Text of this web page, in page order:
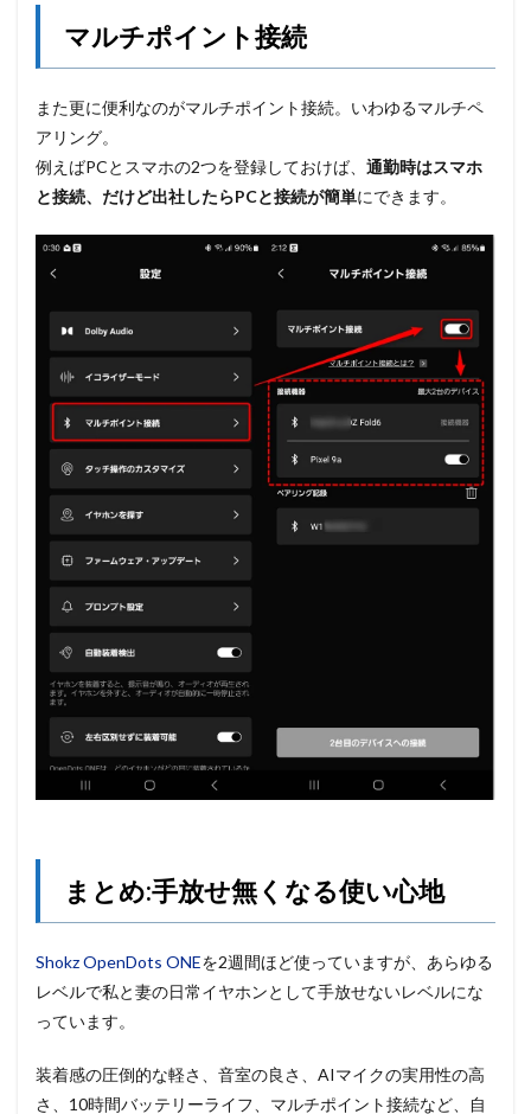
マルチポイント接続
また更に便利なのがマルチポイント接続。いわゆるマルチペ
アリング。
例えばPCとスマホの2つを登録しておけば、 通勤時はスマホ
と接続、だけど出社したらPCと接続が簡単にできます。
まとめ:手放せ無くなる使い心地
Shokz OpenDots ONEを2週間ほど使っていますが、あらゆる
レベルで私と妻の日常イヤホンとして手放せないレベルにな
っています。
装着感の圧倒的な軽さ、音室の良さ、AIマイクの実用性の高
さ、10時間バッテリーライフ、マルチポイント接続など、自